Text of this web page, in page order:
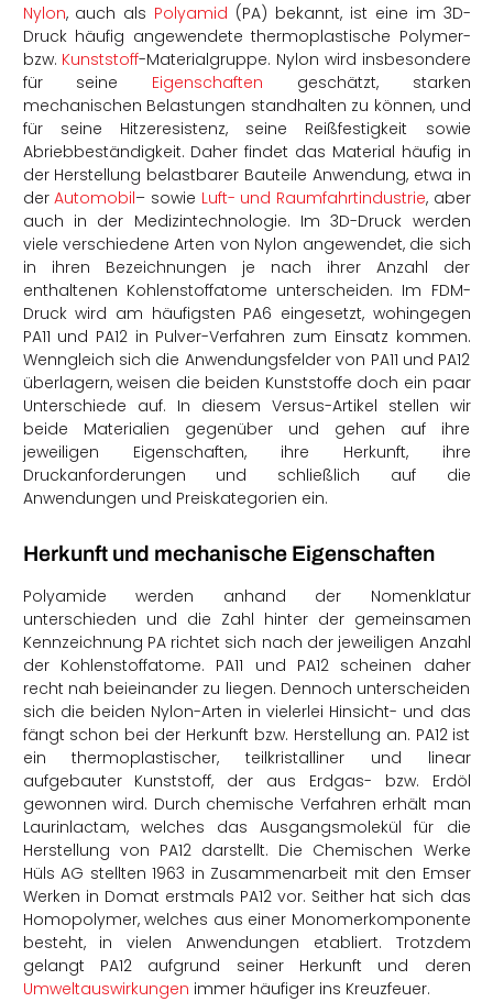
Nylon, auch als Polyamid (PA) bekannt, ist eine im 3D-
Druck häufig angewendete thermoplastische Polymer-
bzw. Kunststoff-Materialgruppe. Nylon wird insbesondere
für seine Eigenschaften geschätzt, starken
mechanischen Belastungen standhalten zu können, und
für seine Hitzeresistenz, seine Reißfestigkeit sowie
Abriebbeständigkeit. Daher findet das Material häufig in
der Herstellung belastbarer Bauteile Anwendung, etwa in
derAutomobil– sowie Luft- und Raumfahrtindustrie, aber
auch in der Medizintechnologie. Im 3D-Druck werden
viele verschiedene Arten von Nylon angewendet, die sich
in ihren Bezeichnungen je nach ihrer Anzahl der
enthaltenen Kohlenstoffatome unterscheiden. Im FDM-
Druck wird am häufigsten PA6 eingesetzt, wohingegen
PA11 und PA12 in Pulver-Verfahren zum Einsatz kommen.
Wenngleich sich die Anwendungsfelder von PA11 und PA12
überlagern, weisen die beiden Kunststoffe doch ein paar
Unterschiede auf. In diesem Versus-Artikel stellen wir
beide Materialien gegenüber und gehen auf ihre
jeweiligen Eigenschaften, ihre Herkunft, ihre
Druckanforderungen und schließlich auf die
Anwendungen und Preiskategorien ein.
Herkunft und mechanische Eigenschaften
Polyamide werden anhand der Nomenklatur
unterschieden und die Zahl hinter der gemeinsamen
Kennzeichnung PA richtet sich nach der jeweiligen Anzahl
der Kohlenstoffatome. PA11 und PA12 scheinen daher
recht nah beieinander zu liegen. Dennoch unterscheiden
sich die beiden Nylon-Arten in vielerlei Hinsicht- und das
fängt schon bei der Herkunft bzw. Herstellung an. PA12 ist
ein thermoplastischer, teilkristalliner und linear
aufgebauter Kunststoff, der aus Erdgas- bzw. Erdöl
gewonnen wird. Durch chemische Verfahren erhält man
Laurinlactam, welches das Ausgangsmolekül für die
Herstellung von PA12 darstellt. Die Chemischen Werke
Hüls AG stellten 1963 in Zusammenarbeit mit den Emser
Werken in Domat erstmals PA12 vor. Seither hat sich das
Homopolymer, welches aus einer Monomerkomponente
besteht, in vielen Anwendungen etabliert. Trotzdem
gelangt PA12 aufgrund seiner Herkunft und deren
Umweltauswirkungen immer häufiger ins Kreuzfeuer.